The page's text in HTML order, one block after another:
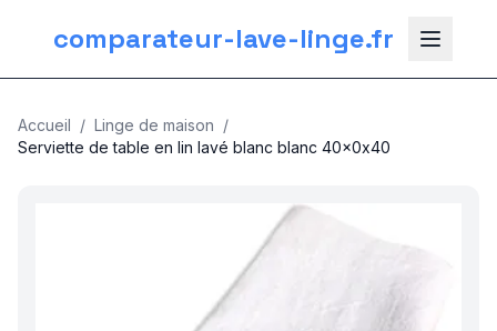
comparateur-lave-linge.fr
Accueil / Linge de maison /
Serviette de table en lin lavé blanc blanc 40x0x40